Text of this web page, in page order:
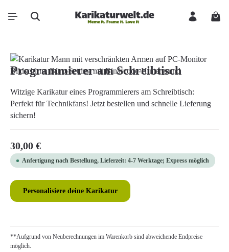
Zum Hauptinhalt springen
Bildergalerie überspringen
Programmierer am Schreibtisch
Witzige Karikatur eines Programmierers am Schreibtisch:
Perfekt für Technikfans! Jetzt bestellen und schnelle Lieferung
sichern!
Regulärer Preis:
30,00 €
Anfertigung nach Bestellung, Lieferzeit: 4-7 Werktage; Express möglich
Personalisiere deine Karikatur
**Aufgrund von Neuberechnungen im Warenkorb sind abweichende Endpreise
möglich.